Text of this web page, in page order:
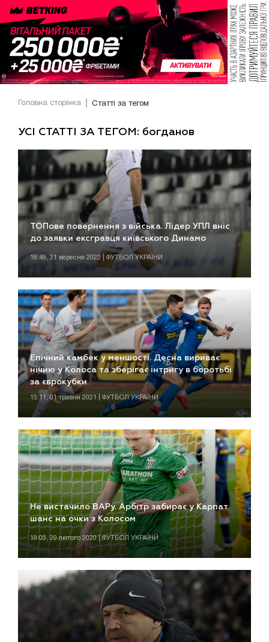
Головна сторінка Статті за тегом
УСІ СТАТТІ ЗА ТЕГОМ: богданов
ТОПове повернення з війська. Лідер УПЛ вніс
до заявки ексгравця київського Динамо
18:49, 21 вересня 2022 | ФУТБОЛ УКРАЇНИ
Епічний камбек у меншості. Десна вириває
нічию у Колоса та зберігає інтригу в боротьбі
за єврокубки
15:11, 01 травня 2021 | ФУТБОЛ УКРАЇНИ
Не вистачило ВАРу. Арбітр забирає у Карпат
шанс на очки з Колосом
19:05, 29 лютого 2020 | ФУТБОЛ УКРАЇНИ